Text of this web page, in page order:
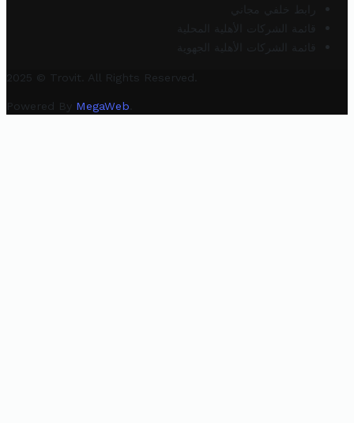
رابط خلفي مجاني
قائمة الشركات الأهلية المحلية
قائمة الشركات الأهلية الجهوية
2025 © Trovit. All Rights Reserved.
Powered By MegaWeb